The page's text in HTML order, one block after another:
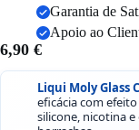
Garantia de
Apoio ao
6,90 €
Liqui Moly Glass
eficácia com
silicone, nicotina